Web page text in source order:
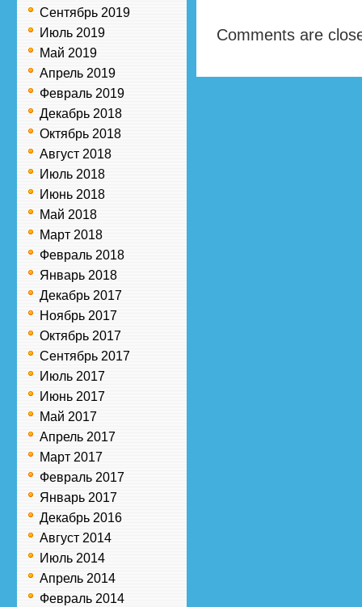
Сентябрь 2019
Июль 2019
Май 2019
Апрель 2019
Февраль 2019
Декабрь 2018
Октябрь 2018
Август 2018
Июль 2018
Июнь 2018
Май 2018
Март 2018
Февраль 2018
Январь 2018
Декабрь 2017
Ноябрь 2017
Октябрь 2017
Сентябрь 2017
Июль 2017
Июнь 2017
Май 2017
Апрель 2017
Март 2017
Февраль 2017
Январь 2017
Декабрь 2016
Август 2014
Июль 2014
Апрель 2014
Февраль 2014
Comments are